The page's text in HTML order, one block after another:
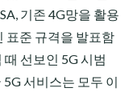
기존 4G망을 활용
표준 규격을 발표함
선보인 5G 시범
서비스는 모두 이